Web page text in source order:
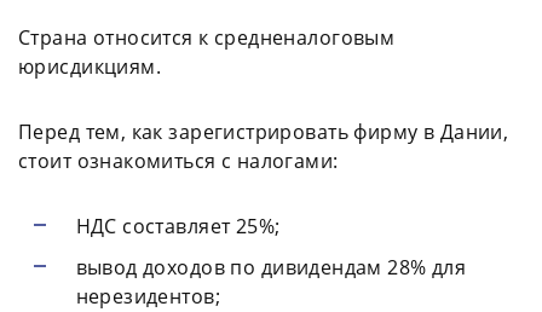
Страна относится к средненалоговым
юрисдикциям.
Перед тем, как зарегистрировать фирму в Дании,
стоит ознакомиться с налогами:
НДС составляет 25%;
вывод доходов по дивидендам 28% для
нерезидентов;